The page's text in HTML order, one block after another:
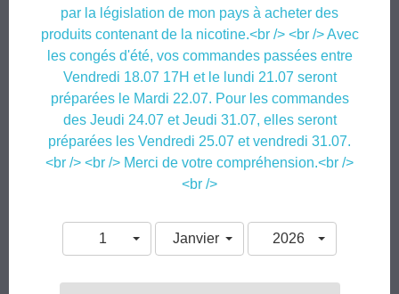
Conditionné en flacon chubby 50ml, avec protection
d’ouverture enfant, bague d’inviolabilité et pipette intégrée.
Eliquide à booster en 3 ou 6mg (EasyBoost vendus
séparément).
Composé en 50% Propylène Glycol et 50% Glycérine
Végétale, d’arômes alimentaires 100% français.
est créé par Starvap et produit en France par

par la législation de mon pays à acheter des
produits contenant de la nicotine.<br /> <br /> Avec
les congés d'été, vos commandes passées entre
Vendredi 18.07 17H et le lundi 21.07 seront
préparées le Mardi 22.07. Pour les commandes
des Jeudi 24.07 et Jeudi 31.07, elles seront
préparées les Vendredi 25.07 et vendredi 31.07.
<br /> <br /> Merci de votre compréhension.<br />
<br />
1 Janvier 2026